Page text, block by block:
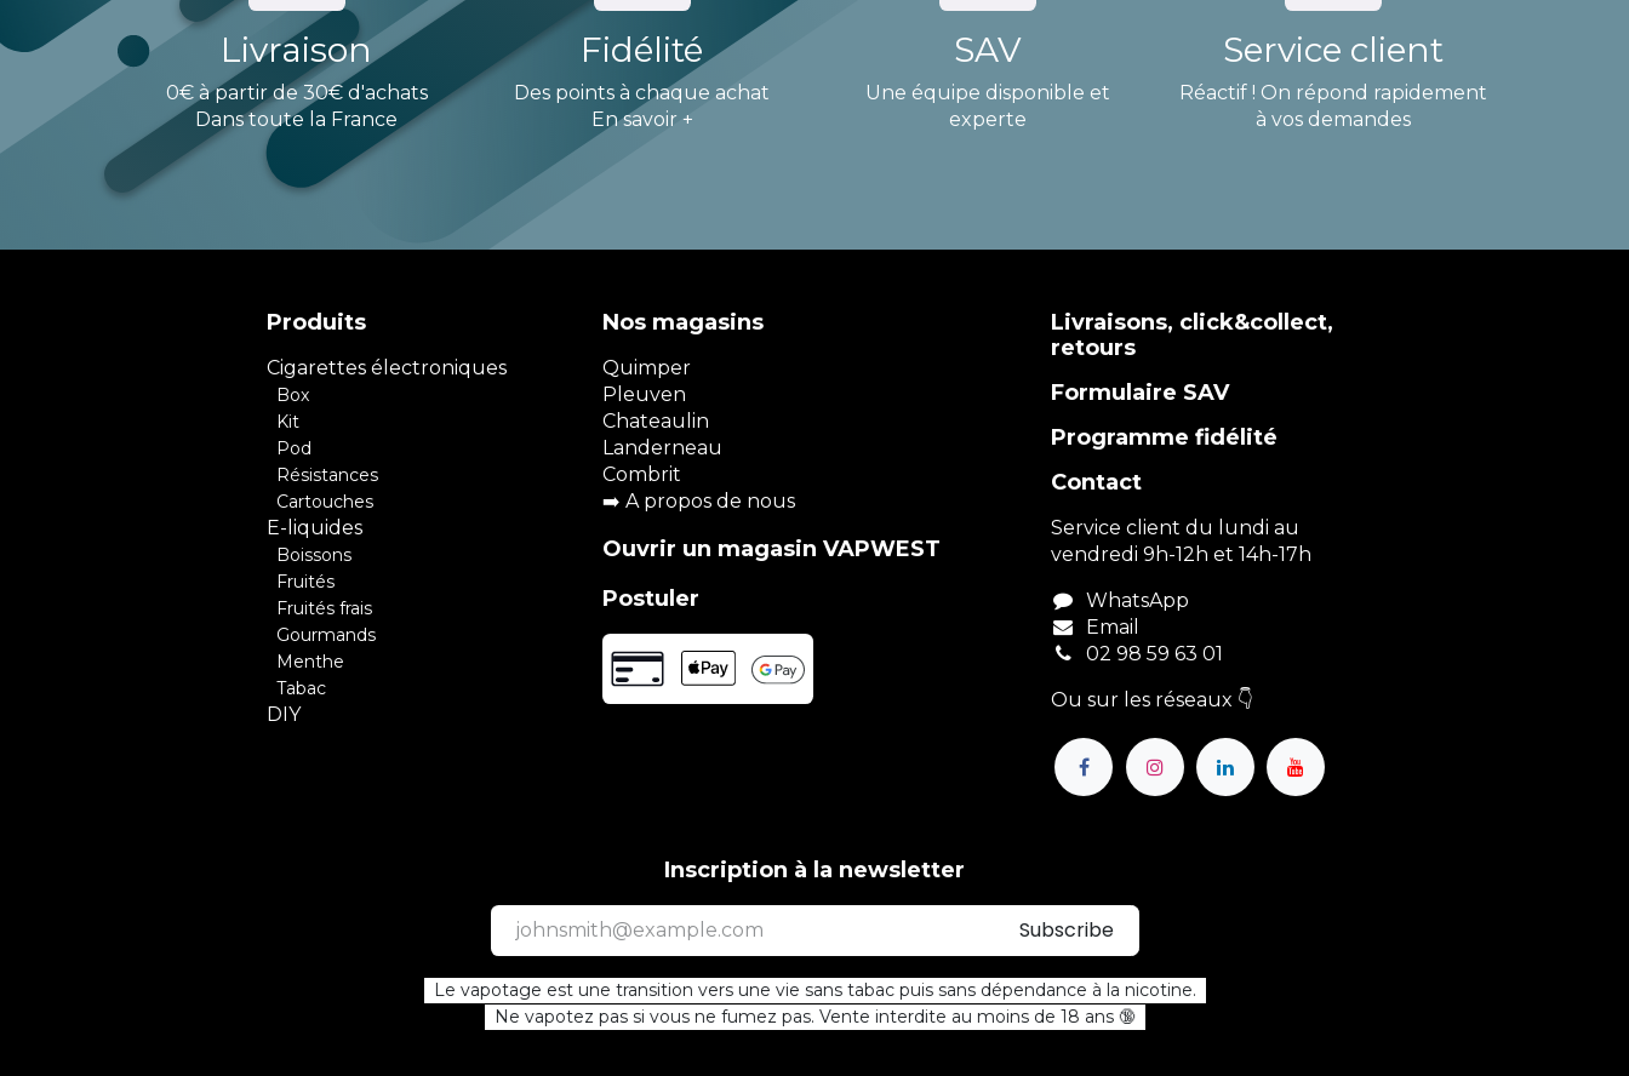
Livraison
0€ à partir de 30€ d'achats
Dans toute la France
Fidélité
Des points à chaque achat
En savoir +
SAV
Une équipe disponible et
experte
Service client
Réactif ! On répond rapidement
à vos demandes
Produits
Cigarettes électroniques
Box
Kit
Pod
Résistances
Cartouches
E-liquides
Boissons
Fruités
Fruités frais
Gourmands
Menthe
Tabac
DIY
Livraisons, click&collect,
retours
Formulaire SAV
Programme fidélité
Contact
Service client du lundi au
vendredi 9h-12h et 14h-17h
WhatsApp
Email
02 98 59 63 01
Ou sur les réseaux 👇
Nos magasins
Quimper
Pleuven
Chateaulin
Landerneau
Combrit
➡️ A propos de nous
Ouvrir un magasin VAPWEST
Postuler
Le vapotage est une transition vers une vie sans tabac puis sans dépendance à la nicotine.
Ne vapotez pas si vous ne fumez pas. Vente interdite au moins de 18 ans 🔞
Inscription à la newsletter
Subscribe